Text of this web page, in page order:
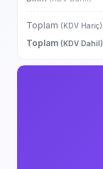
Toplam (KDV Hariç)
Toplam (KDV Dahil)